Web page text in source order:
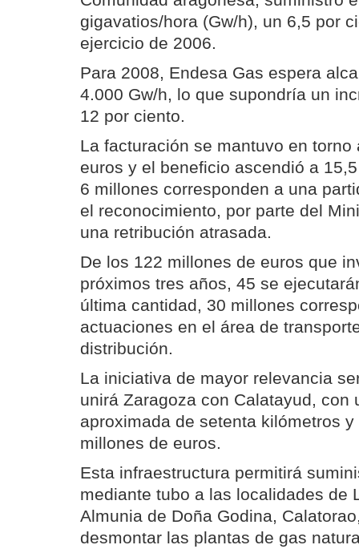
gigavatios/hora (Gw/h), un 6,5 por
ejercicio de 2006.
Para 2008, Endesa Gas espera
4.000 Gw/h, lo que supondría un
12 por ciento.
La facturación se mantuvo en
euros y el beneficio ascendió a
6 millones corresponden a una
el reconocimiento, por parte del
una retribución atrasada.
De los 122 millones de euros que
próximos tres años, 45 se
última cantidad, 30 millones
actuaciones en el área de
distribución.
La iniciativa de mayor relevancia
unirá Zaragoza con Calatayud, con
aproximada de setenta kilómetros
millones de euros.
Esta infraestructura permitirá
mediante tubo a las localidades de
Almunia de Doña Godina,
desmontar las plantas de gas